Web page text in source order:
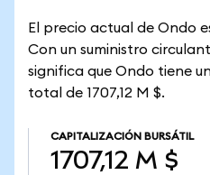
El precio actual de Ondo
Con un suministro
significa que Ondo tiene
total de 1707,12 M $.
CAPITALIZACIÓN BURSÁTIL
1707,12 M $